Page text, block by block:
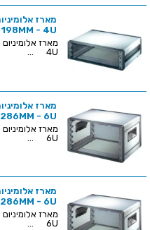
198MM - 4U
4U ...
286MM - 6U
6U ...
286MM - 6U
6U ...